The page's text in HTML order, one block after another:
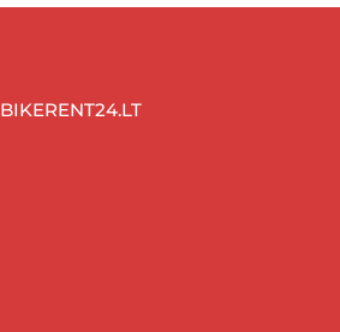
BIKERENT24.LT